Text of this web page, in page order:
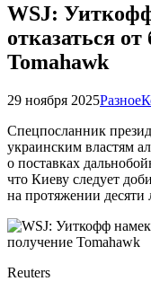
WSJ:
отказаться
Tomahawk
29 ноября 2025Разное
Cпецпосланник
украинским властям
о поставках
что Киеву следует
на протяжении десяти
Reuters